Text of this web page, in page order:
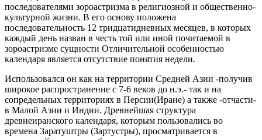
последователями зороастризма в религиозной и общественно-
культурной жизни. В его основу положена
последовательность 12 тридцатидневных месяцев, в которых
каждый день назван в честь той или иной почитаемой в
зороастризме сущности Отличительной особенностью
календаря является отсутствие понятия недели.
Использовался он как на территории Средней Азии -получив
широкое распространение с 7-6 веков до н.э.- так и на
сопредельных территориях в Персии(Иране) а также -отчасти-
в Малой Азии и Индии. Древнейшая структура
древнеиранского календаря, которым пользовались во
времена Заратуштры (Зартустры), просматривается в